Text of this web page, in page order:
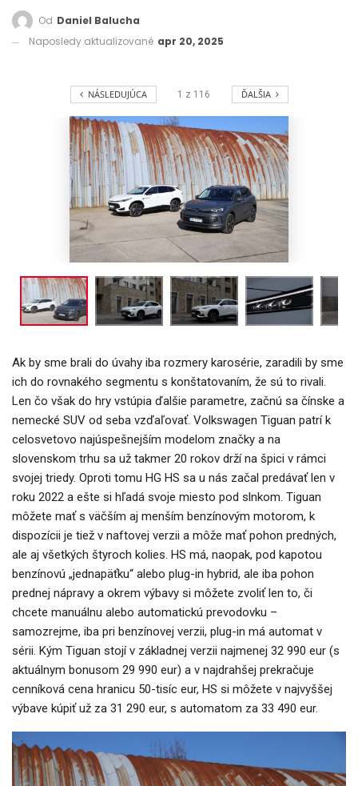
Od Daniel Balucha
Naposledy aktualizované apr 20, 2025
NÁSLEDUJÚCA 1 z 116 ĎALŠIA
Ak by sme brali do úvahy iba rozmery karosérie, zaradili by sme
ich do rovnakého segmentu s konštatovaním, že sú to rivali.
Len čo však do hry vstúpia ďalšie parametre, začnú sa čínske a
nemecké SUV od seba vzďaľovať. Volkswagen Tiguan patrí k
celosvetovo najúspešnejším modelom značky a na
slovenskom trhu sa už takmer 20 rokov drží na špici v rámci
svojej triedy. Oproti tomu HG HS sa u nás začal predávať len v
roku 2022 a ešte si hľadá svoje miesto pod slnkom. Tiguan
môžete mať s väčším aj menším benzínovým motorom, k
dispozícii je tiež v naftovej verzii a môže mať pohon predných,
ale aj všetkých štyroch kolies. HS má, naopak, pod kapotou
benzínovú „jednapäťku“ alebo plug-in hybrid, ale iba pohon
prednej nápravy a okrem výbavy si môžete zvoliť len to, či
chcete manuálnu alebo automatickú prevodovku –
samozrejme, iba pri benzínovej verzii, plug-in má automat v
sérii. Kým Tiguan stojí v základnej verzii najmenej 32 990 eur (s
aktuálnym bonusom 29 990 eur) a v najdrahšej prekračuje
cenníková cena hranicu 50-tisíc eur, HS si môžete v najvyššej
výbave kúpiť už za 31 290 eur, s automatom za 33 490 eur.